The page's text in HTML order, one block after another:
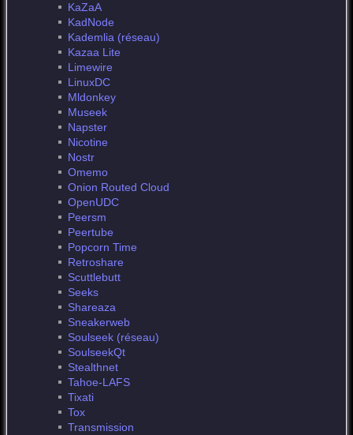
KaZaA
KadNode
Kademlia (réseau)
Kazaa Lite
Limewire
LinuxDC
Mldonkey
Museek
Napster
Nicotine
Nostr
Omemo
Onion Routed Cloud
OpenUDC
Peersm
Peertube
Popcorn Time
Retroshare
Scuttlebutt
Seeks
Shareaza
Sneakerweb
Soulseek (réseau)
SoulseekQt
Stealthnet
Tahoe-LAFS
Tixati
Tox
Transmission